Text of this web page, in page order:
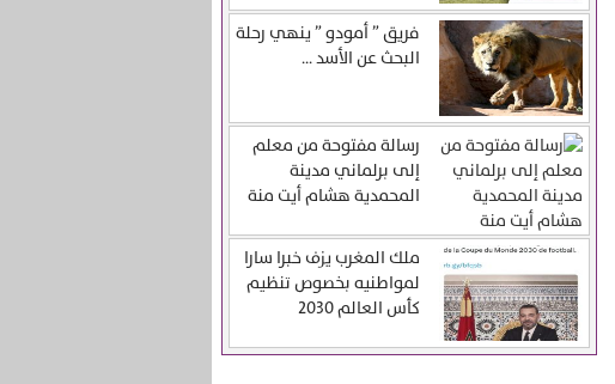
فريق ” أمودو ” ينهي رحلة
البحث عن الأسد ...
رسالة مفتوحة من معلم
إلى برلماني مدينة
المحمدية هشام أيت منة
ملك المغرب يزف خبرا سارا
لمواطنيه بخصوص تنظيم
كأس العالم 2030